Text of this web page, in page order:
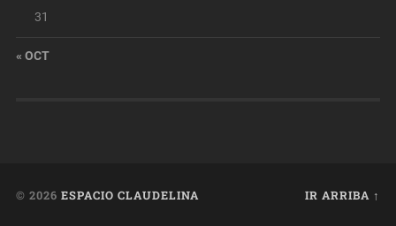
31
« OCT
© 2026 ESPACIO CLAUDELINA IR ARRIBA ↑